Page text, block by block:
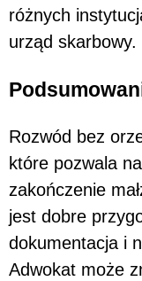
różnych
urząd skarbowy.
Rozwód bez
które pozwala
zakończenie
jest dobre
dokumentacja i
Adwokat może